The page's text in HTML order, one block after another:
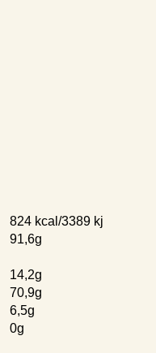
824 kcal/3389 kj
91,6g
14,2g
70,9g
6,5g
0g